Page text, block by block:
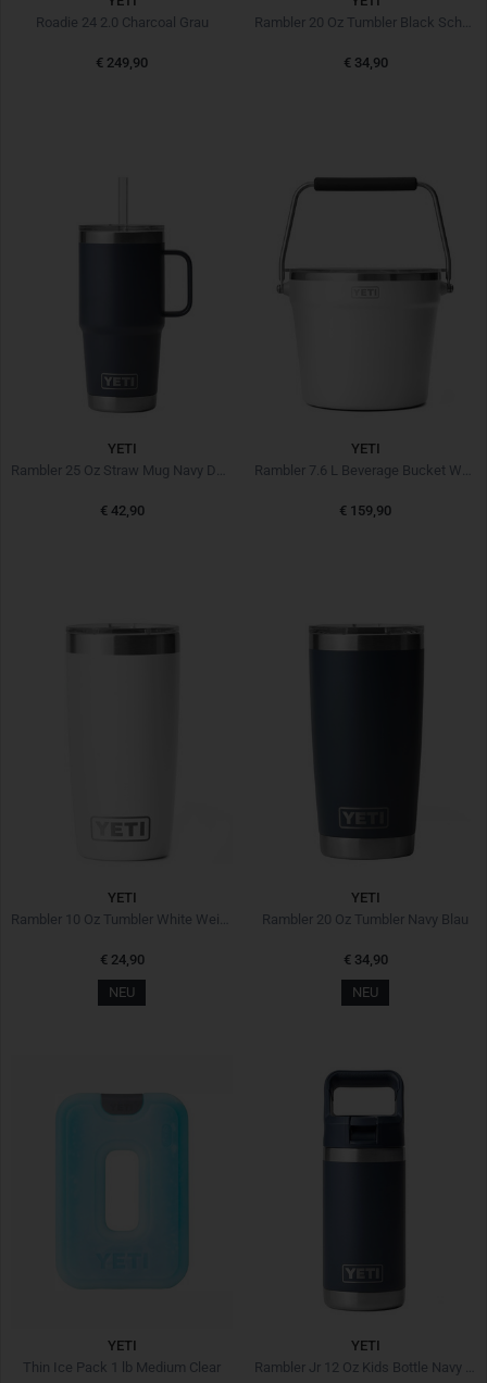
Roadie 24 2.0 Charcoal Grau
€ 249,90
Rambler 20 Oz Tumbler Black Schwarz
€ 34,90
YETI
Rambler 25 Oz Straw Mug Navy Dunkelblau
€ 42,90
YETI
Rambler 7.6 L Beverage Bucket White Weiss
€ 159,90
YETI
€ 24,90
NEU
YETI
Rambler 20 Oz Tumbler Navy Blau
€ 34,90
NEU
YETI
Thin Ice Pack 1 lb Medium Clear
YETI